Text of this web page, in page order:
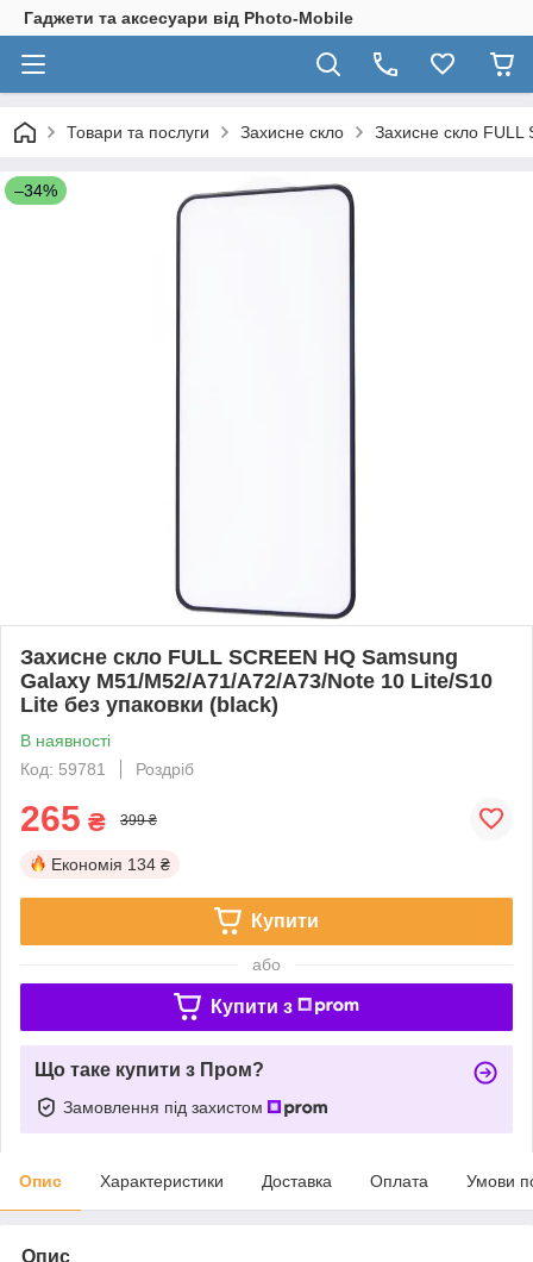
Гаджети та аксесуари від Photo-Mobile
Товари та послуги Захисне скло Захисне скло FULL
–34%
Захисне скло FULL SCREEN HQ Samsung
Galaxy M51/M52/A71/A72/A73/Note 10 Lite/S10
Lite без упаковки (black)
В наявності
Код: 59781
Роздріб
265 ₴ 399 ₴
Економія 134 ₴
Купити
або
Купити з
Що таке купити з Пром?
Замовлення під захистом
Опис Характеристики Доставка Оплата Умови
Опис